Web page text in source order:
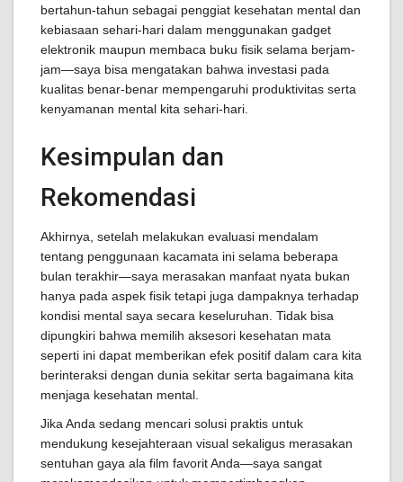
bertahun-tahun sebagai penggiat kesehatan mental dan
kebiasaan sehari-hari dalam menggunakan gadget
elektronik maupun membaca buku fisik selama berjam-
jam—saya bisa mengatakan bahwa investasi pada
kualitas benar-benar mempengaruhi produktivitas serta
kenyamanan mental kita sehari-hari.
Kesimpulan dan
Rekomendasi
Akhirnya, setelah melakukan evaluasi mendalam
tentang penggunaan kacamata ini selama beberapa
bulan terakhir—saya merasakan manfaat nyata bukan
hanya pada aspek fisik tetapi juga dampaknya terhadap
kondisi mental saya secara keseluruhan. Tidak bisa
dipungkiri bahwa memilih aksesori kesehatan mata
seperti ini dapat memberikan efek positif dalam cara kita
berinteraksi dengan dunia sekitar serta bagaimana kita
menjaga kesehatan mental.
Jika Anda sedang mencari solusi praktis untuk
mendukung kesejahteraan visual sekaligus merasakan
sentuhan gaya ala film favorit Anda—saya sangat